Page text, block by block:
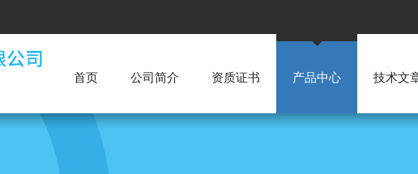
首页 公司简介 资质证书 产品中心 技术文